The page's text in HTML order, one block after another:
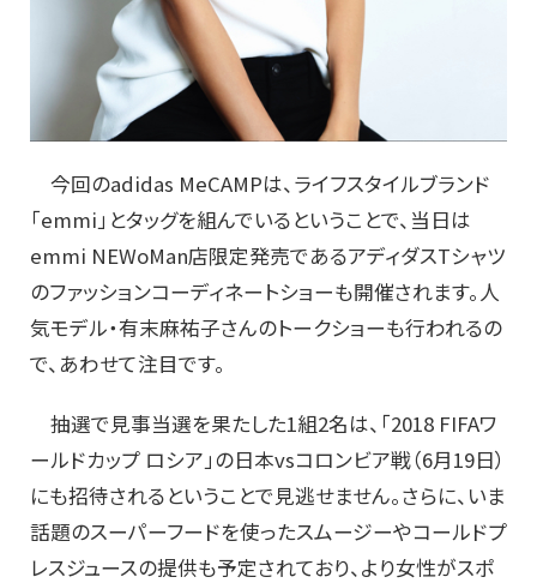
今回のadidas MeCAMPは、ライフスタイルブランド
「emmi」とタッグを組んでいるということで、当日は
emmi NEWoMan店限定発売であるアディダスTシャツ
のファッションコーディネートショーも開催されます。人
気モデル・有末麻祐子さんのトークショーも行われるの
で、あわせて注目です。
抽選で見事当選を果たした1組2名は、「2018 FIFAワ
ールドカップ ロシア」の日本vsコロンビア戦（6月19日）
にも招待されるということで見逃せません。さらに、いま
話題のスーパーフードを使ったスムージーやコールドプ
レスジュースの提供も予定されており、より女性がスポ